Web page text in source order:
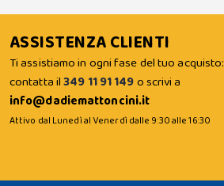
ASSISTENZA CLIENTI
Ti assistiamo in ogni fase del tuo acquisto:
contatta il349 11 91 149o scrivi a
info@dadiemattoncini.it
Attivo dal Lunedì al Venerdì dalle 9:30 alle 16:30